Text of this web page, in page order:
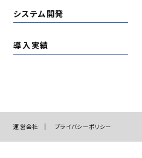
システム開発
導入実績
運営会社 プライバシーポリシー